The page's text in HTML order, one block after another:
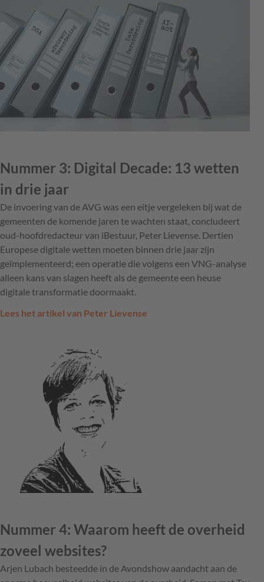
Nummer 3: Digital Decade: 13 wetten
in drie jaar
De invoering van de AVG was een eitje vergeleken bij wat de
gemeenten de komende jaren te wachten staat, concludeert
oud-hoofdredacteur van iBestuur, Peter Lievense. Dertien
Europese digitale wetten moeten binnen drie jaar zijn
geïmplementeerd; een operatie die volgens een VNG-analyse
alleen kans van slagen heeft als de gemeente een heuse
digitale transformatie doormaakt.
Lees het artikel van Peter Lievense
Nummer 4: Waarom heeft de overheid
zoveel websites?
Arjen Lubach besteedde in de Avondshow aandacht aan de